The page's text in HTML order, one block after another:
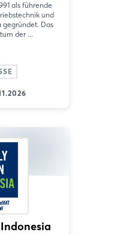
als führende
und
gegründet. Das
der ...